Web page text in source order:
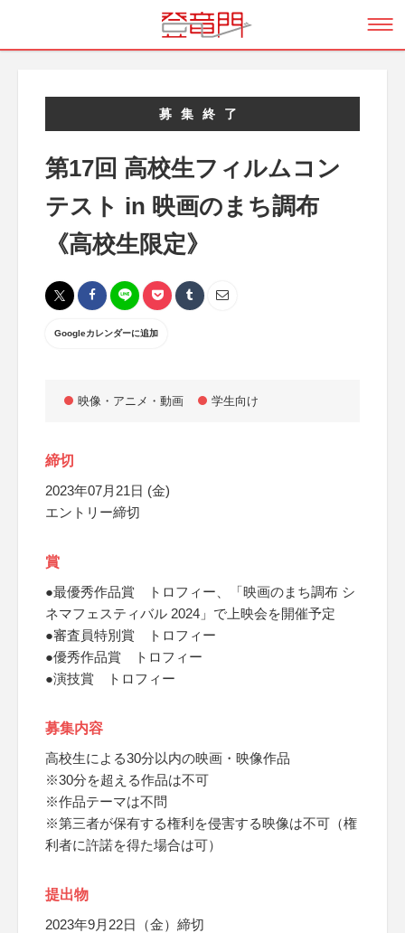
募集終了
第17回 高校生フィルムコン
テスト in 映画のまち調布
《高校生限定》
Googleカレンダーに追加
映像・アニメ・動画 学生向け
締切
2023年07月21日 (金)
エントリー締切
賞
●最優秀作品賞 トロフィー、「映画のまち調布 シ
ネマフェスティバル 2024」で上映会を開催予定
●審査員特別賞 トロフィー
●優秀作品賞 トロフィー
●演技賞 トロフィー
募集内容
高校生による30分以内の映画・映像作品
※30分を超える作品は不可
※作品テーマは不問
※第三者が保有する権利を侵害する映像は不可（権
利者に許諾を得た場合は可）
提出物
2023年9月22日（金）締切